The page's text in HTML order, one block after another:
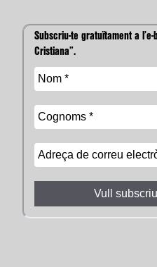
Subscriu-te gratuïtament a
Cristiana”.